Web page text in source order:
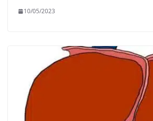
10/05/2023